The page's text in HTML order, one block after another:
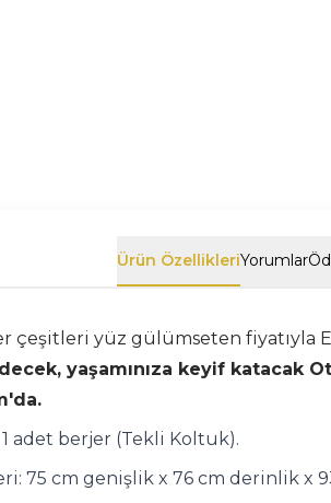
Ürün ÖzellikleriYorumlar
çeşitleri yüz gülümseten fiyatıyla
yaşamınıza keyif katacak
adet berjer (Tekli Koltuk).
75 cm genişlik x 76 cm derinlik x